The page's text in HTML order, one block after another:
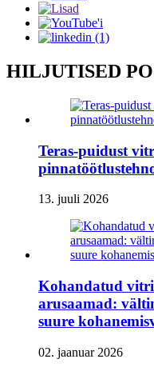
HILJUTISED
Teras-puidust
13. juuli 2026
Kohandatud
arusaamad:
suure
02. jaanuar 2026